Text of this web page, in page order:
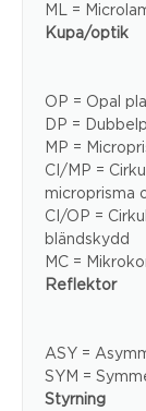
ML =
Kupa/optik
OP = Opal
DP =
MP =
CI/MP =
microprisma
CI/OP =
bländskydd
MC =
Reflektor
ASY =
SYM =
Styrning